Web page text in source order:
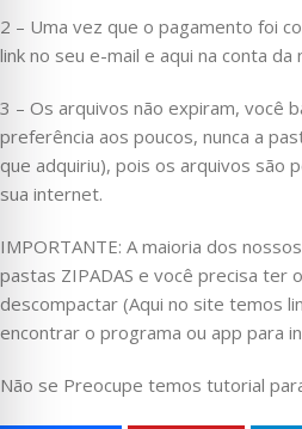
2 – Uma vez que o pagamento foi
link no seu e-mail e aqui na conta da
3 – Os arquivos não expiram, você
preferência aos poucos, nunca a
que adquiriu), pois os arquivos são
sua internet.
IMPORTANTE: A maioria dos
pastas ZIPADAS e você precisa ter
descompactar (Aqui no site temos
encontrar o programa ou app para
Não se Preocupe temos tutorial